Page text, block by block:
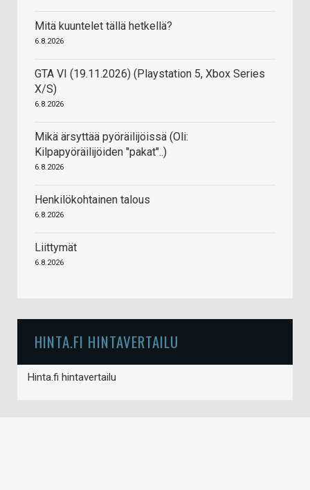
Mitä kuuntelet tällä hetkellä?
6.8.2026
GTA VI (19.11.2026) (Playstation 5, Xbox Series
X/S)
6.8.2026
Mikä ärsyttää pyöräilijöissä (Oli:
Kilpapyöräilijöiden "pakat"..)
6.8.2026
Henkilökohtainen talous
6.8.2026
Liittymät
6.8.2026
HINTA.FI HINTAVERTAILU
Hinta.fi hintavertailu